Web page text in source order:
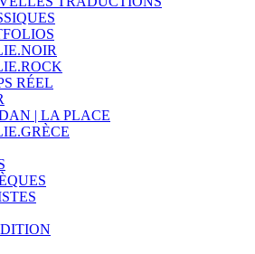
RÉEL
| LA PLACE